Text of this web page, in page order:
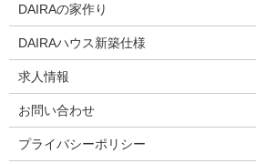
DAIRAの家作り
DAIRAハウス新築仕様
求人情報
お問い合わせ
プライバシーポリシー